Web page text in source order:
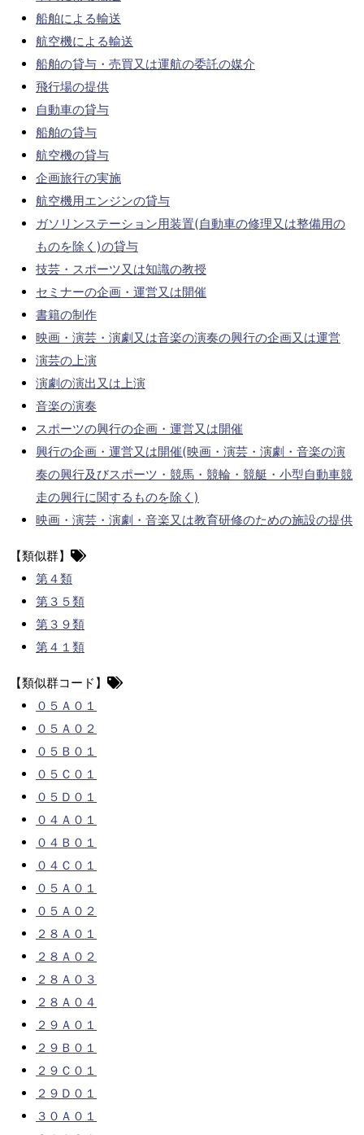
船舶による輸送
航空機による輸送
船舶の貸与・売買又は運航の委託の媒介
飛行場の提供
自動車の貸与
船舶の貸与
航空機の貸与
企画旅行の実施
航空機用エンジンの貸与
ガソリンステーション用装置(自動車の修理又は整備用の
ものを除く)の貸与
技芸・スポーツ又は知識の教授
セミナーの企画・運営又は開催
書籍の制作
映画・演芸・演劇又は音楽の演奏の興行の企画又は運営
演芸の上演
演劇の演出又は上演
音楽の演奏
スポーツの興行の企画・運営又は開催
興行の企画・運営又は開催(映画・演芸・演劇・音楽の演
奏の興行及びスポーツ・競馬・競輪・競艇・小型自動車競
走の興行に関するものを除く)
映画・演芸・演劇・音楽又は教育研修のための施設の提供
【類似群】
第４類
第３５類
第３９類
第４１類
【類似群コード】
０５Ａ０１
０５Ａ０２
０５Ｂ０１
０５Ｃ０１
０５Ｄ０１
０４Ａ０１
０４Ｂ０１
０４Ｃ０１
０５Ａ０１
０５Ａ０２
２８Ａ０１
２８Ａ０２
２８Ａ０３
２８Ａ０４
２９Ａ０１
２９Ｂ０１
２９Ｃ０１
２９Ｄ０１
３０Ａ０１